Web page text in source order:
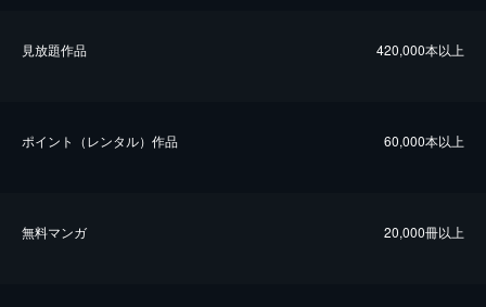
⾒放題作品 420,000本以上
ポイント（レンタル）作品 60,000本以上
無料マンガ 20,000冊以上